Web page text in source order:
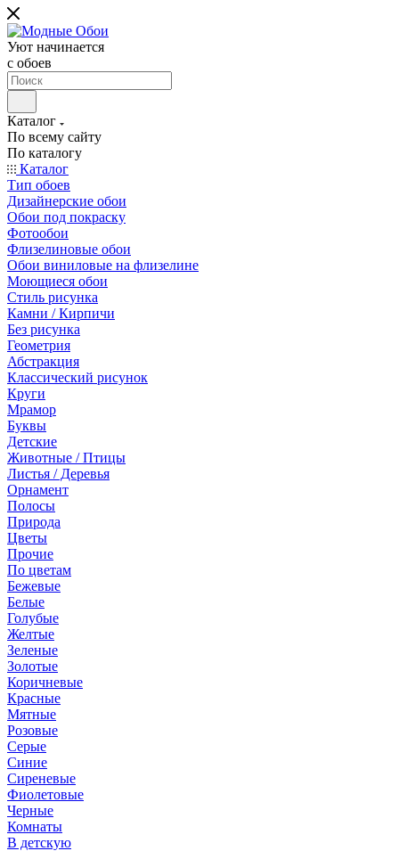
Уют начинается
c обоев
Каталог
По всему сайту
По каталогу
Каталог
Тип обоев
Дизайнерские обои
Обои под покраску
Фотообои
Флизелиновые обои
Обои виниловые на флизелине
Моющиеся обои
Стиль рисунка
Камни / Кирпичи
Без рисунка
Геометрия
Абстракция
Классический рисунок
Круги
Мрамор
Буквы
Детские
Животные / Птицы
Листья / Деревья
Орнамент
Полосы
Природа
Цветы
Прочие
По цветам
Бежевые
Белые
Голубые
Желтые
Зеленые
Золотые
Коричневые
Красные
Мятные
Розовые
Серые
Синие
Сиреневые
Фиолетовые
Черные
Комнаты
В детскую